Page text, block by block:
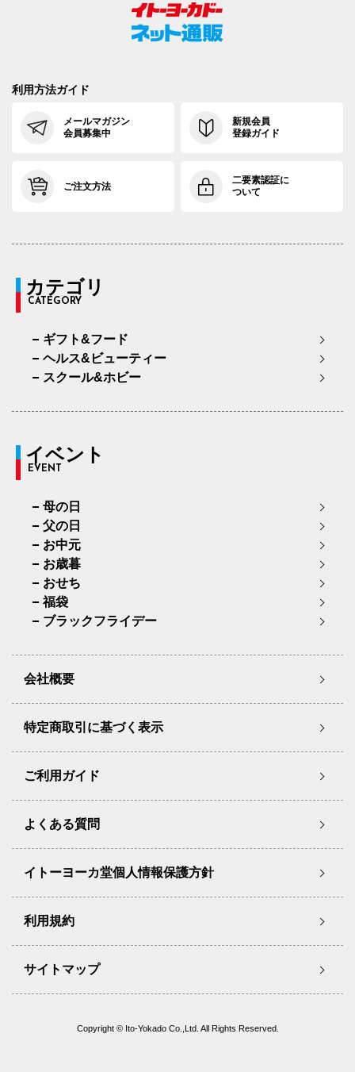
利用方法ガイド
メールマガジン
会員募集中
新規会員
登録ガイド
ご注文方法
二要素認証に
ついて
カテゴリ
CATEGORY
ギフト&フード
ヘルス&ビューティー
スクール&ホビー
イベント
EVENT
母の日
父の日
お中元
お歳暮
おせち
福袋
ブラックフライデー
会社概要
特定商取引に基づく表示
ご利用ガイド
よくある質問
イトーヨーカ堂個人情報保護方針
利用規約
サイトマップ
Copyright © Ito-Yokado Co.,Ltd. All Rights Reserved.